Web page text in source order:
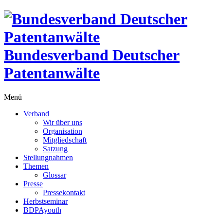
Bundesverband Deutscher
Patentanwälte
Menü
Verband
Wir über uns
Organisation
Mitgliedschaft
Satzung
Stellungnahmen
Themen
Glossar
Presse
Pressekontakt
Herbstseminar
BDPAyouth